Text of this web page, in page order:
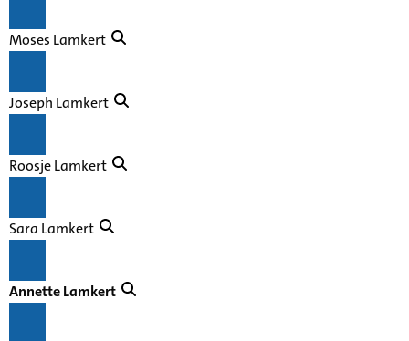
Moses Lamkert
Joseph Lamkert
Roosje Lamkert
Sara Lamkert
Annette Lamkert